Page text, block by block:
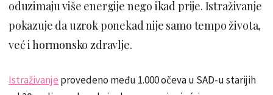
oduzimaju više energije nego ikad prije. Istraživanje
pokazuje da uzrok ponekad nije samo tempo života,
već i hormonsko zdravlje.
Istraživanje provedeno među 1.000 očeva u SAD-u starijih